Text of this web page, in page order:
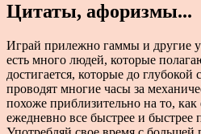
Цитаты, афоризмы...
Играй прилежно гаммы и другие
есть много людей, которые
достигается, которые до глубокой
проводят многие часы за
похоже приблизительно на то, как
ежедневно все быстрее и быстрее